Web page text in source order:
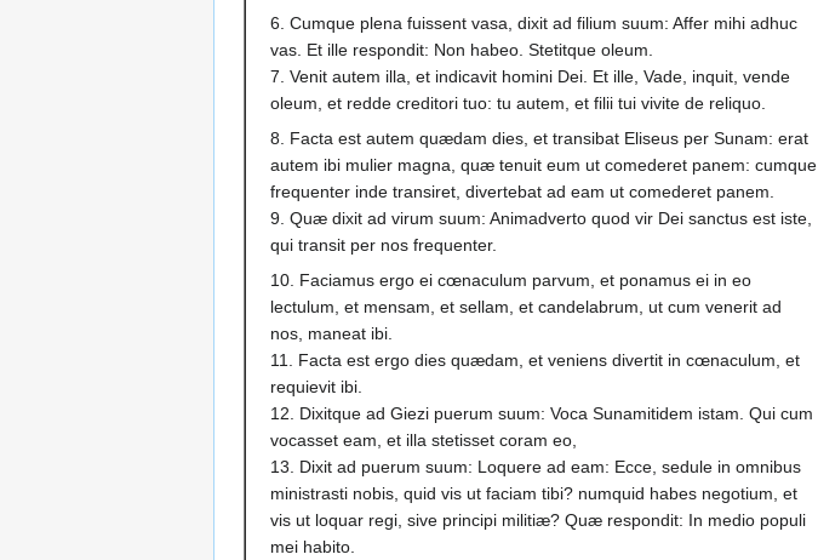
6. Cumque plena fuissent vasa, dixit ad filium suum: Affer mihi adhuc
vas. Et ille respondit: Non habeo. Stetitque oleum.
7. Venit autem illa, et indicavit homini Dei. Et ille, Vade, inquit, vende
oleum, et redde creditori tuo: tu autem, et filii tui vivite de reliquo.
8. Facta est autem quædam dies, et transibat Eliseus per Sunam: erat
autem ibi mulier magna, quæ tenuit eum ut comederet panem: cumque
frequenter inde transiret, divertebat ad eam ut comederet panem.
9. Quæ dixit ad virum suum: Animadverto quod vir Dei sanctus est iste,
qui transit per nos frequenter.
10. Faciamus ergo ei cœnaculum parvum, et ponamus ei in eo
lectulum, et mensam, et sellam, et candelabrum, ut cum venerit ad
nos, maneat ibi.
11. Facta est ergo dies quædam, et veniens divertit in cœnaculum, et
requievit ibi.
12. Dixitque ad Giezi puerum suum: Voca Sunamitidem istam. Qui cum
vocasset eam, et illa stetisset coram eo,
13. Dixit ad puerum suum: Loquere ad eam: Ecce, sedule in omnibus
ministrasti nobis, quid vis ut faciam tibi? numquid habes negotium, et
vis ut loquar regi, sive principi militiæ? Quæ respondit: In medio populi
mei habito.